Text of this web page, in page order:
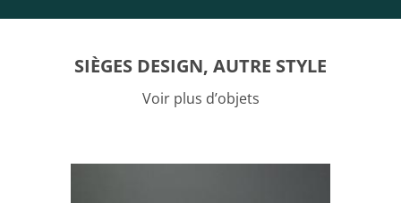
SIÈGES DESIGN, AUTRE STYLE
Voir plus d’objets